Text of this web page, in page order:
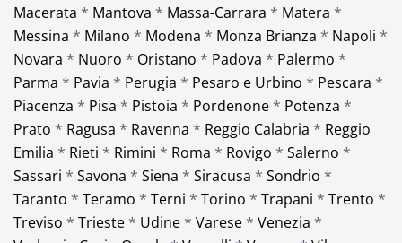
Macerata * Mantova * Massa-Carrara * Matera *
Messina * Milano * Modena * Monza Brianza * Napoli *
Novara * Nuoro * Oristano * Padova * Palermo *
Parma * Pavia * Perugia * Pesaro e Urbino * Pescara *
Piacenza * Pisa * Pistoia * Pordenone * Potenza *
Prato * Ragusa * Ravenna * Reggio Calabria * Reggio
Emilia * Rieti * Rimini * Roma * Rovigo * Salerno *
Sassari * Savona * Siena * Siracusa * Sondrio *
Taranto * Teramo * Terni * Torino * Trapani * Trento *
Treviso * Trieste * Udine * Varese * Venezia *